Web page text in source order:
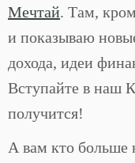
Мечтай. Там,
и показываю
дохода, идеи
Вступайте в наш
получится!
А вам кто больше